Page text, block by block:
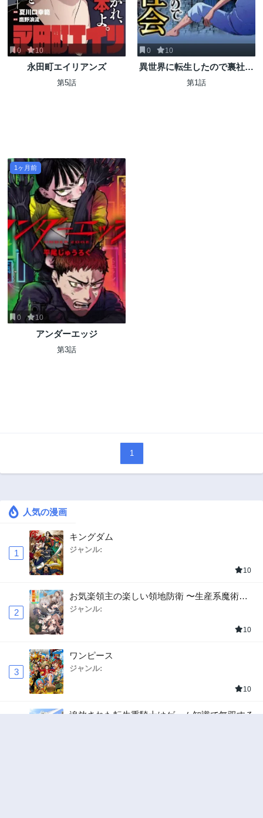
0 10
永田町エイリアンズ
第5話
0 10
異世界に転生したので裏社会
から支配する
第1話
1ヶ月前
0 10
アンダーエッジ
第3話
1
人気の漫画
1
キングダム
ジャンル:
10
2
お気楽領主の楽しい領地防衛 〜生産系魔術で
名もなき村を最強の城塞都市に〜
ジャンル:
10
3
ワンピース
ジャンル:
10
追放された転生重騎士はゲーム知識で無双する